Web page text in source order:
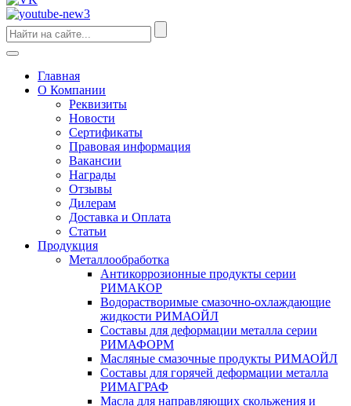
Главная
О Компании
Реквизиты
Новости
Сертификаты
Правовая информация
Вакансии
Награды
Отзывы
Дилерам
Доставка и Оплата
Статьи
Продукция
Металлообработка
Антикоррозионные продукты серии
РИМАКОР
Водорастворимые смазочно-охлаждающие
жидкости РИМАОЙЛ
Составы для деформации металла серии
РИМАФОРМ
Масляные смазочные продукты РИМАОЙЛ
Составы для горячей деформации металла
РИМАГРАФ
Масла для направляющих скольжения и